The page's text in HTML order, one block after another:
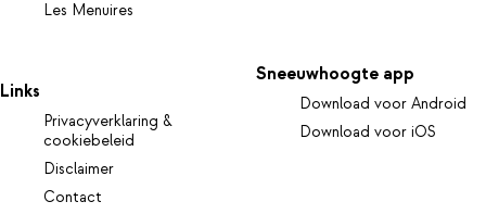
Les Menuires
Links
Privacyverklaring &
cookiebeleid
Disclaimer
Contact
Sneeuwhoogte app
Download voor Android
Download voor iOS